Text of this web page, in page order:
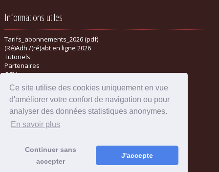
Ce site utilise des cookies uniquement en vue
d'améliorer votre confort de navigation ou pour
analyser des données statistiques anonymes.
En savoir plus
Continuer sans
accepter
J'accepte
Informations utiles
Tarifs_abonnements_2026 (pdf)
(Ré)Adh./(ré)abt en ligne 2026
Tutoriels
Partenaires
CGV